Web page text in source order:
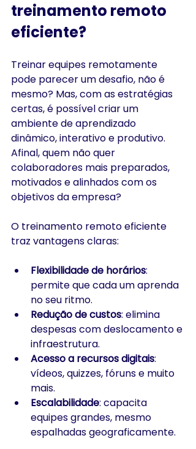
treinamento remoto
eficiente?
Treinar equipes remotamente
pode parecer um desafio, não é
mesmo? Mas, com as estratégias
certas, é possível criar um
ambiente de aprendizado
dinâmico, interativo e produtivo.
Afinal, quem não quer
colaboradores mais preparados,
motivados e alinhados com os
objetivos da empresa?
O treinamento remoto eficiente
traz vantagens claras:
Flexibilidade de horários:
permite que cada um aprenda
no seu ritmo.
Redução de custos: elimina
despesas com deslocamento e
infraestrutura.
Acesso a recursos digitais:
vídeos, quizzes, fóruns e muito
mais.
Escalabilidade: capacita
equipes grandes, mesmo
espalhadas geograficamente.